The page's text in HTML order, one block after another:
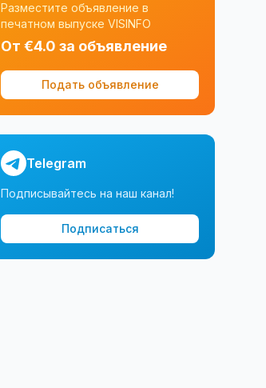
Разместите объявление в
печатном выпуске VISINFO
От €4.0 за объявление
Подать объявление
Telegram
Подписывайтесь на наш канал!
Подписаться